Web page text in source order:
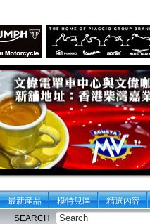
最新産品 模特兒區 精選內容
SEARCH